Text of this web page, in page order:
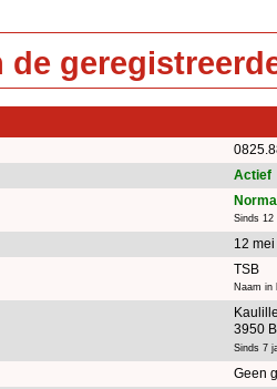
de
Actief
Sinds 12
12
TSB
Naam in
3950
Sinds 7
Geen